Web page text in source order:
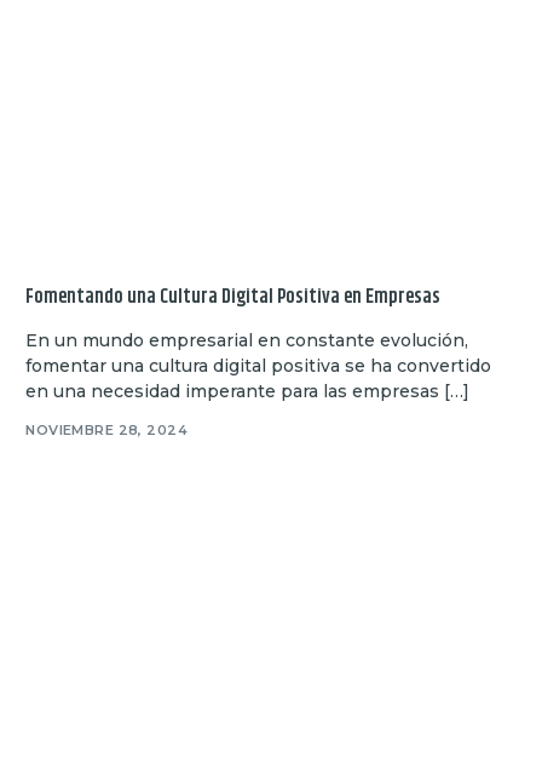
Fomentando una Cultura Digital Positiva en Empresas
En un mundo empresarial en constante evolución,
fomentar una cultura digital positiva se ha convertido
en una necesidad imperante para las empresas […]
NOVIEMBRE 28, 2024